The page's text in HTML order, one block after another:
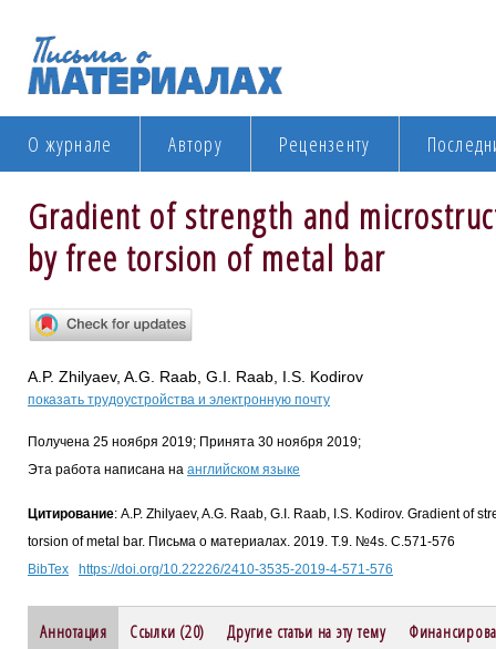
О журнале Автору Рецензенту
Gradient of strength and
by free torsion of metal bar
A.P. Zhilyaev, A.G. Raab, G.I. Raab, I.S. Kodirov
показать трудоустройства и электронную почту
Получена 25 ноября 2019; Принята 30 ноября 2019;
Эта работа написана на английском языке
Цитирование: A.P. Zhilyaev, A.G. Raab, G.I. Raab, I.S. Kodirov. Gradient of
torsion of metal bar. Письма о материалах. 2019. Т.9. №4s. С.571-576
BibTex
https://doi.org/10.22226/2410-3535-2019-4-571-576
Аннотация Ссылки (20) Другие статьи на эту тему